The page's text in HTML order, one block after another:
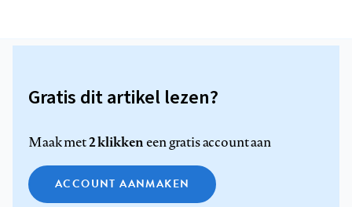
Gratis dit artikel lezen?
Maak met2 klikkeneen gratis account aan
ACCOUNT AANMAKEN